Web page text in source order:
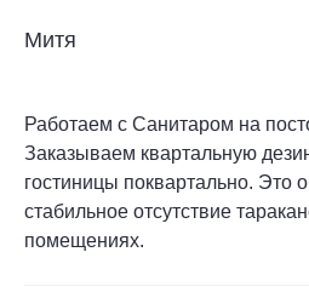
Митя
Работаем с Санитаром на
Заказываем квартальную
гостиницы поквартально. Это
стабильное отсутствие
помещениях.